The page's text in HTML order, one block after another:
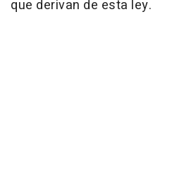
que derivan de esta ley.